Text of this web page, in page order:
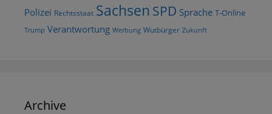
Polizei Rechtsstaat Sachsen SPD Sprache T-Online
Trump Verantwortung Werbung Wutbürger Zukunft
Archive